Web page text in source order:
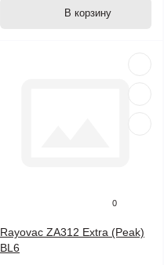
В корзину
0
Rayovac ZA312 Extra (Peak)
BL6